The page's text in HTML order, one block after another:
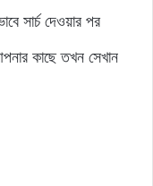
সার্চ দেওয়ার পর
কাছে তখন সেখান